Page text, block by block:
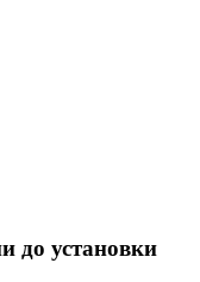
до установки